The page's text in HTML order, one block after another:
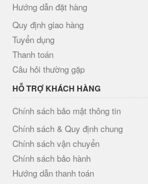
Hướng dẫn đặt hàng
Quy định giao hàng
Tuyển dụng
Thanh toán
Câu hỏi thường gặp
HỖ TRỢ KHÁCH HÀNG
Chính sách bảo mật thông tin
Chính sách & Quy định chung
Chính sách vận chuyển
Chính sách bảo hành
Hướng dẫn thanh toán